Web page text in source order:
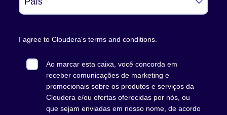
I agree to Cloudera's terms and conditions.
Ao marcar esta caixa, você concorda em
receber comunicações de marketing e
promocionais sobre os produtos e serviços da
Cloudera e/ou ofertas oferecidas por nós, ou
que sejam enviadas em nosso nome, de acordo